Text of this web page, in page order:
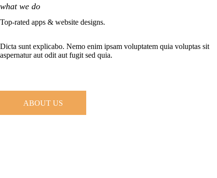
what we do
Top-rated apps & website designs.
Dicta sunt explicabo. Nemo enim ipsam voluptatem quia voluptas sit
aspernatur aut odit aut fugit sed quia.
ABOUT US